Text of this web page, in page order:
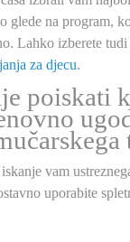
glede na program,
Lahko izberete
za djecu.
poiskati
vam
uporabite